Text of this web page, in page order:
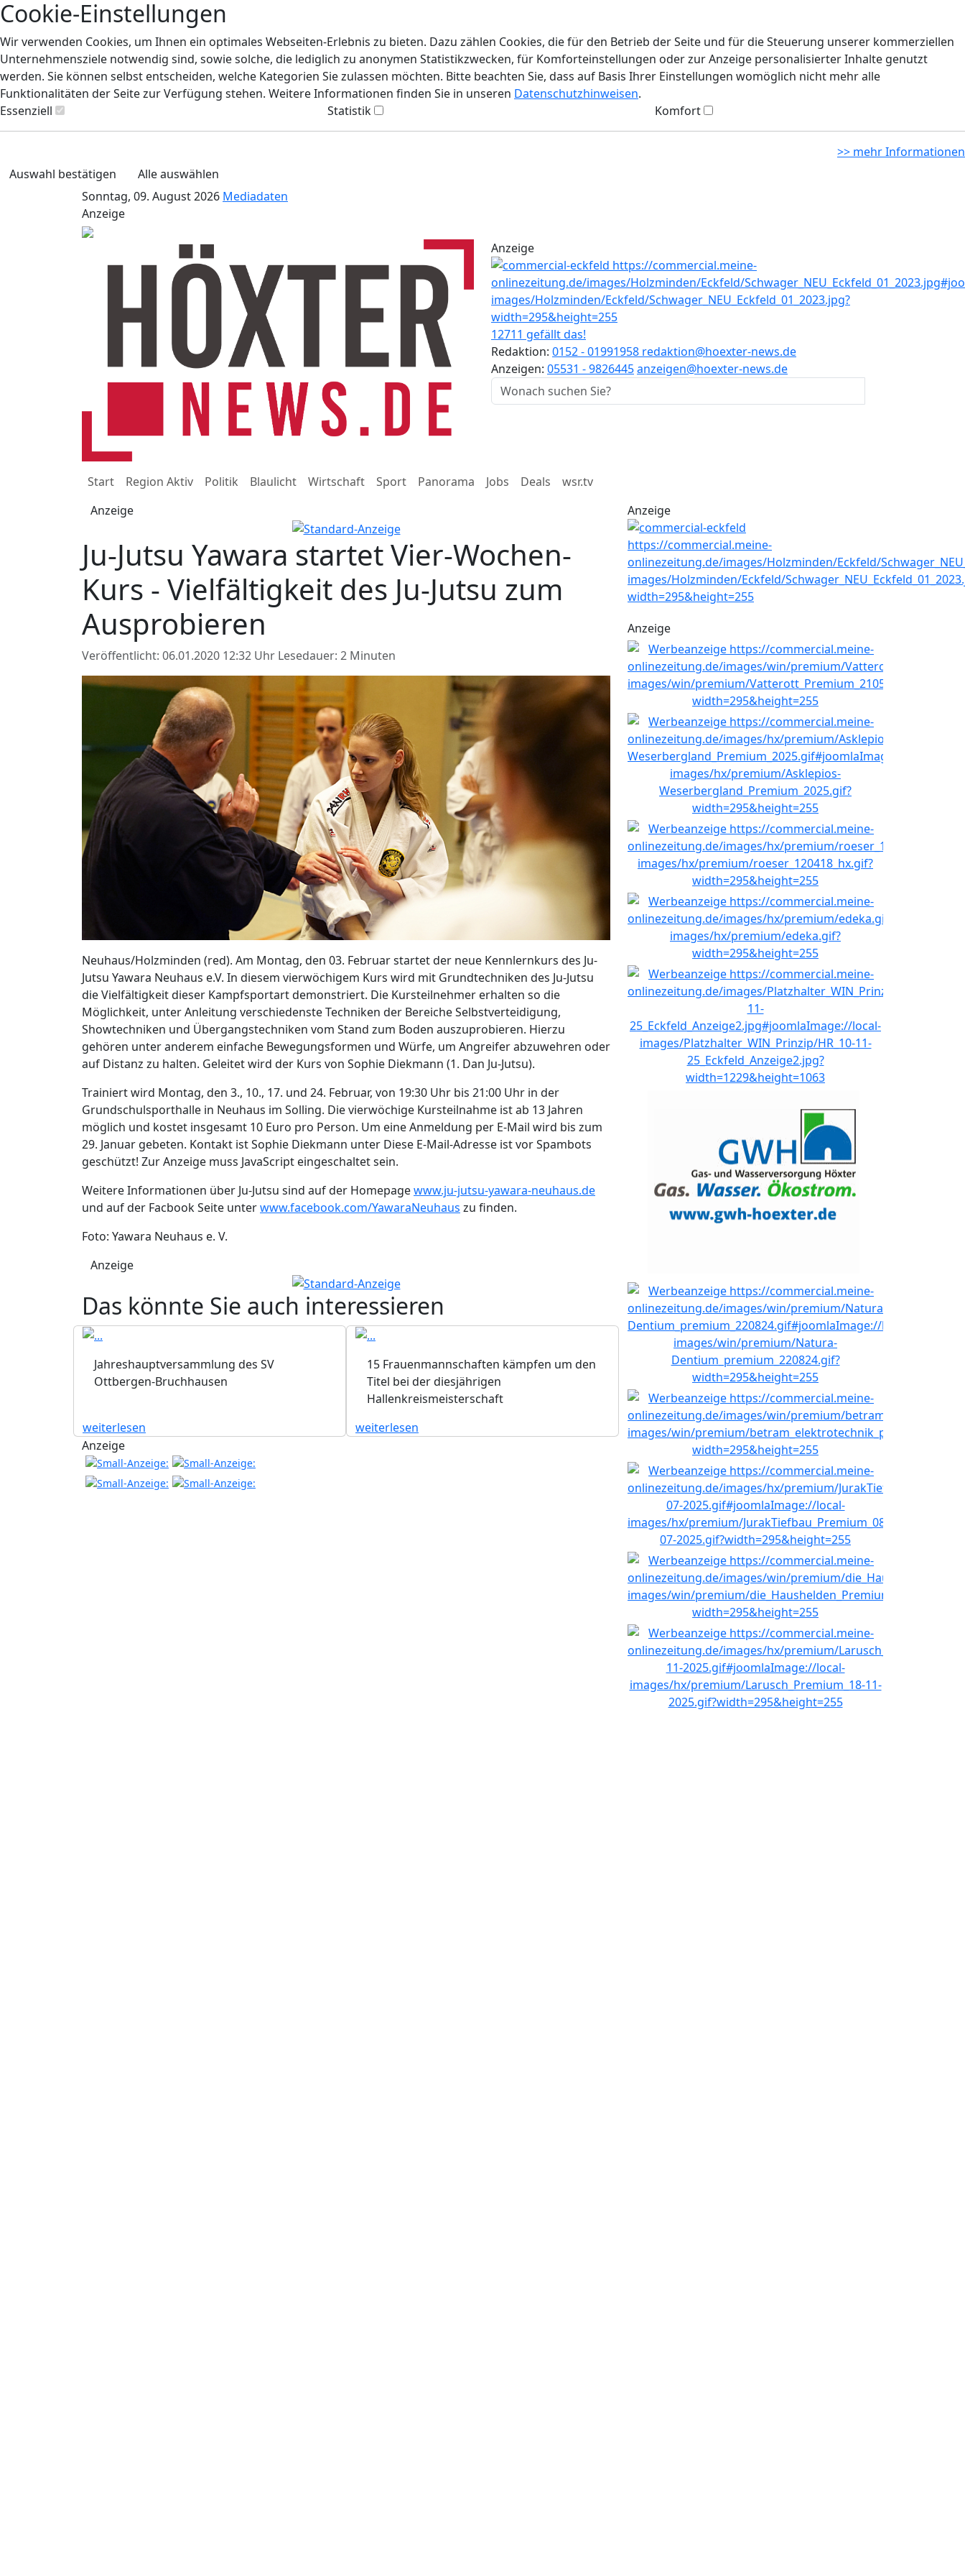
Cookie-Einstellungen
Wir verwenden Cookies, um Ihnen ein optimales Webseiten-Erlebnis zu bieten. Dazu zählen Cookies, die für den Betrieb der Seite und für die Steuerung unserer kommerziellen
Unternehmensziele notwendig sind, sowie solche, die lediglich zu anonymen Statistikzwecken, für Komforteinstellungen oder zur Anzeige personalisierter Inhalte genutzt
werden. Sie können selbst entscheiden, welche Kategorien Sie zulassen möchten. Bitte beachten Sie, dass auf Basis Ihrer Einstellungen womöglich nicht mehr alle
Funktionalitäten der Seite zur Verfügung stehen. Weitere Informationen finden Sie in unseren Datenschutzhinweisen.
Essenziell
Statistik Komfort
>> mehr Informationen
Auswahl bestätigen
Alle auswählen
Sonntag, 09. August 2026 Mediadaten
Anzeige
Anzeige
12711 gefällt das!
Redaktion: 0152 - 01991958 redaktion@hoexter-news.de
Anzeigen: 05531 - 9826445anzeigen@hoexter-news.de
Start Region Aktiv Politik Blaulicht Wirtschaft Sport Panorama Jobs Deals
wsr.tv
Anzeige
Ju-Jutsu Yawara startet Vier-Wochen-
Kurs - Vielfältigkeit des Ju-Jutsu zum
Ausprobieren
Veröffentlicht: 06.01.2020 12:32 Uhr Lesedauer: 2 Minuten
Neuhaus/Holzminden (red). Am Montag, den 03. Februar startet der neue Kennlernkurs des Ju-
Jutsu Yawara Neuhaus e.V. In diesem vierwöchigem Kurs wird mit Grundtechniken des Ju-Jutsu
die Vielfältigkeit dieser Kampfsportart demonstriert. Die Kursteilnehmer erhalten so die
Möglichkeit, unter Anleitung verschiedenste Techniken der Bereiche Selbstverteidigung,
Showtechniken und Übergangstechniken vom Stand zum Boden auszuprobieren. Hierzu
gehören unter anderem einfache Bewegungsformen und Würfe, um Angreifer abzuwehren oder
auf Distanz zu halten. Geleitet wird der Kurs von Sophie Diekmann (1. Dan Ju-Jutsu).
Trainiert wird Montag, den 3., 10., 17. und 24. Februar, von 19:30 Uhr bis 21:00 Uhr in der
Grundschulsporthalle in Neuhaus im Solling. Die vierwöchige Kursteilnahme ist ab 13 Jahren
möglich und kostet insgesamt 10 Euro pro Person. Um eine Anmeldung per E-Mail wird bis zum
29. Januar gebeten. Kontakt ist Sophie Diekmann unter Diese E-Mail-Adresse ist vor Spambots
geschützt! Zur Anzeige muss JavaScript eingeschaltet sein.
Weitere Informationen über Ju-Jutsu sind auf der Homepagewww.ju-jutsu-yawara-neuhaus.de
und auf der Facbook Seite unterwww.facebook.com/YawaraNeuhaus zu finden.
Foto: Yawara Neuhaus e. V.
Anzeige
Das könnte Sie auch interessieren
Jahreshauptversammlung des SV
Ottbergen-Bruchhausen
weiterlesen
15 Frauenmannschaften kämpfen um den
Titel bei der diesjährigen
Hallenkreismeisterschaft
weiterlesen
Anzeige
Anzeige
Anzeige